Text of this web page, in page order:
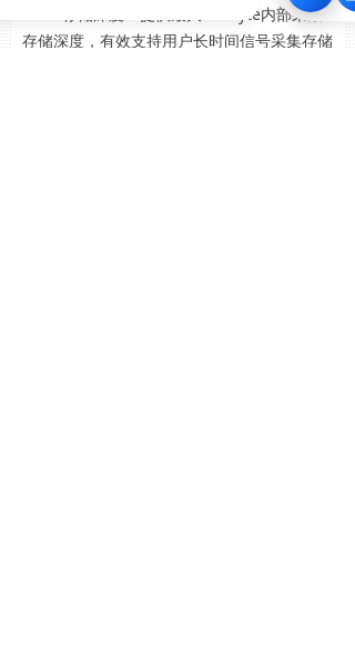
●存储深度：提供最大10TByte内部采集
存储深度，有效支持用户长时间信号采集存储